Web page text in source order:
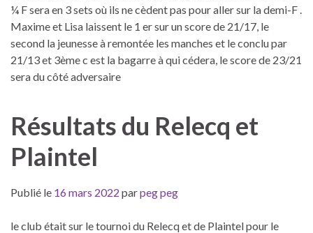
¼ F sera en 3 sets où ils ne cèdent pas pour aller sur la demi-F .
Maxime et Lisa laissent le 1 er sur un score de 21/17, le
second la jeunesse à remontée les manches et le conclu par
21/13 et 3ème c est la bagarre à qui cédera, le score de 23/21
sera du côté adversaire
Résultats du Relecq et
Plaintel
Publié le 16 mars 2022 parpeg peg
le club était sur le tournoi du Relecq et de Plaintel pour le